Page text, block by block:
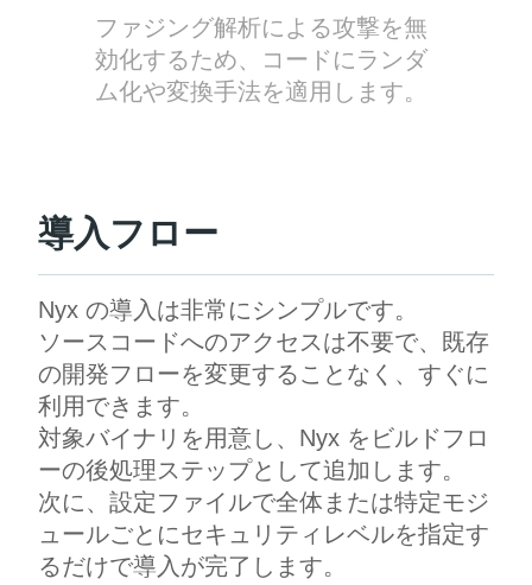
ファジング解析による攻撃を無
効化するため、コードにランダ
ム化や変換手法を適用します。
導入フロー
Nyx の導入は非常にシンプルです。
ソースコードへのアクセスは不要で、既存
の開発フローを変更することなく、すぐに
利用できます。
対象バイナリを用意し、Nyx をビルドフロ
ーの後処理ステップとして追加します。
次に、設定ファイルで全体または特定モジ
ュールごとにセキュリティレベルを指定す
るだけで導入が完了します。